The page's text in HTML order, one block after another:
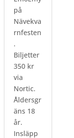
på
Nävekva
rnfesten
.
Biljetter
350 kr
via
Nortic.
Åldersgr
äns 18
år.
Insläpp